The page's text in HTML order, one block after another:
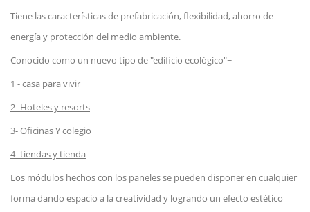
Tiene las características de prefabricación, flexibilidad, ahorro de
energía y protección del medio ambiente.
Conocido como un nuevo tipo de "edificio ecológico"~
1 -casa para vivir
2- Hoteles y resorts
3-OficinasY colegio
4-tiendas y tienda
Los módulos hechos con los paneles se pueden disponer en cualquier
forma dando espacio a la creatividad y logrando un efecto estético